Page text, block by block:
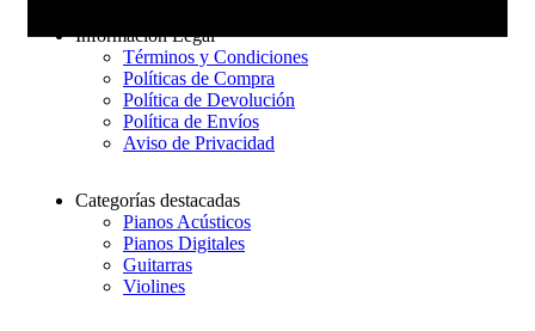
Información Legal
Términos y Condiciones
Políticas de Compra
Política de Devolución
Política de Envíos
Aviso de Privacidad
Categorías destacadas
Pianos Acústicos
Pianos Digitales
Guitarras
Violines